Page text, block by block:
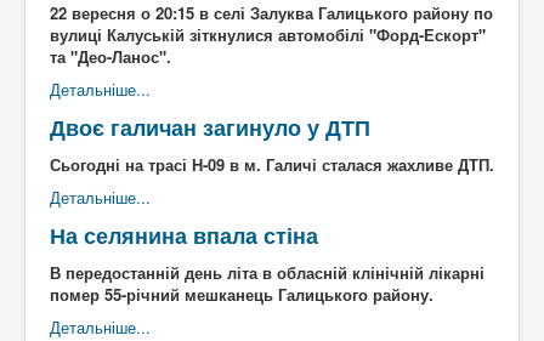
22 вересня о 20:15 в селі Залуква Галицького району по
вулиці Калуській зіткнулися автомобілі "Форд-Ескорт"
та "Део-Ланос".
Детальніше...
Двоє галичан загинуло у ДТП
Сьогодні на трасі Н-09 в м. Галичі сталася жахливе ДТП.
Детальніше...
На селянина впала стіна
В передостанній день літа в обласній клінічній лікарні
помер 55-річний мешканець Галицького району.
Детальніше...